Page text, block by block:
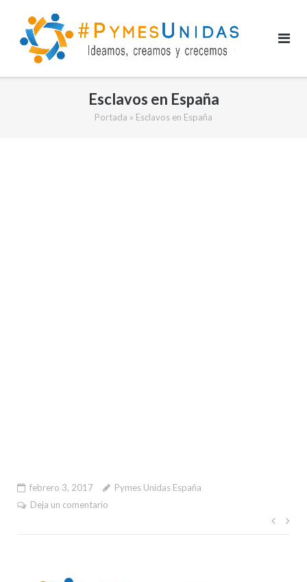
contenido
Esclavos en España
Portada » Esclavos en España
febrero 3, 2017
Pymes Unidas España
Deja un comentario